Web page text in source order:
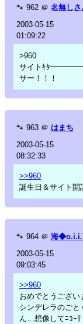
🐾 962 ＠ 名無しさ
2003-05-15
01:09:22
>960
サイトｷﾀ
サー！！！
🐾 963 ＠ はまち
2003-05-15
08:32:33
>>960
誕生日＆サイト開
🐾 964 ＠ 海
2003-05-15
09:03:45
>>960
おめでとうござい
シンデレラのごと
ん…想像してﾆｺｰﾘ